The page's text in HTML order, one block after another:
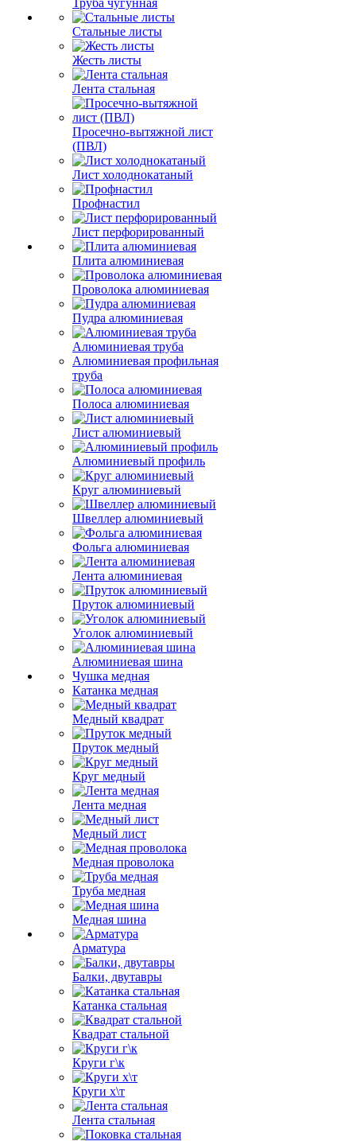
Труба чугунная
Стальные листы
Жесть листы
Лента стальная
Просечно-вытяжной лист
(ПВЛ)
Лист холоднокатаный
Профнастил
Лист перфорированный
Плита алюминиевая
Проволока алюминиевая
Пудра алюминиевая
Алюминиевая труба
Алюминиевая профильная
труба
Полоса алюминиевая
Лист алюминиевый
Алюминиевый профиль
Круг алюминиевый
Швеллер алюминиевый
Фольга алюминиевая
Лента алюминиевая
Пруток алюминиевый
Уголок алюминиевый
Алюминиевая шина
Чушка медная
Катанка медная
Медный квадрат
Пруток медный
Круг медный
Лента медная
Медный лист
Медная проволока
Труба медная
Медная шина
Арматура
Балки, двутавры
Катанка стальная
Квадрат стальной
Круги г\к
Круги х\т
Лента стальная